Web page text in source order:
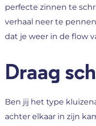
perfecte zinnen te
verhaal neer te
dat je weer in de flow
Draag
Ben jij het type
achter elkaar in zijn